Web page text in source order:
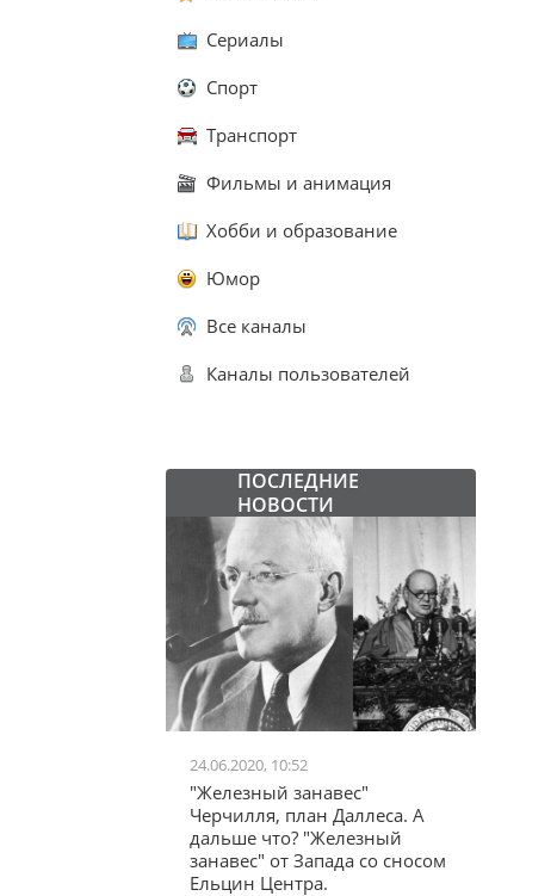
Сериалы
Спорт
Транспорт
Фильмы и анимация
Хобби и образование
Юмор
Все каналы
Каналы пользователей
ПОСЛЕДНИЕ
НОВОСТИ
24.06.2020, 10:52
"Железный занавес"
Черчилля, план Даллеса. А
дальше что? "Железный
занавес" от Запада со сносом
Ельцин Центра.